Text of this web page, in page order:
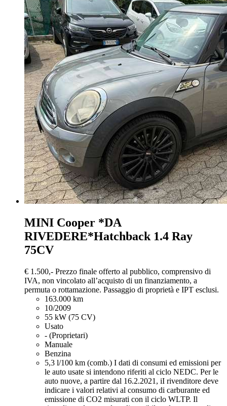
MINI Cooper *DA
RIVEDERE*Hatchback 1.4 Ray
75CV
€ 1.500,- Prezzo finale offerto al pubblico, comprensivo di
IVA, non vincolato all’acquisto di un finanziamento, a
permuta o rottamazione. Passaggio di proprietà e IPT esclusi.
163.000 km
10/2009
55 kW (75 CV)
Usato
- (Proprietari)
Manuale
Benzina
5,3 l/100 km (comb.) I dati di consumi ed emissioni per
le auto usate si intendono riferiti al ciclo NEDC. Per le
auto nuove, a partire dal 16.2.2021, iI rivenditore deve
indicare i valori relativi al consumo di carburante ed
emissione di CO2 misurati con il ciclo WLTP. Il